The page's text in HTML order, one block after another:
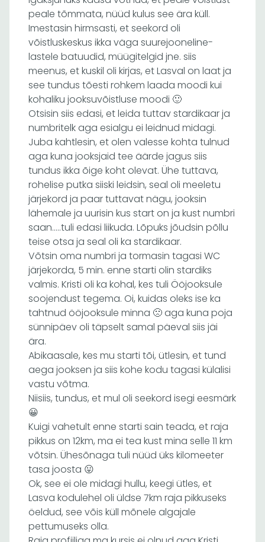
peale tõmmata, nüüd kulus see ära küll.
Imestasin hirmsasti, et seekord oli
võistluskeskus ikka väga suurejooneline-
lastele batuudid, müügitelgid jne. siis
meenus, et kuskil oli kirjas, et Lasval on laat ja
see tundus tõesti rohkem laada moodi kui
kohaliku jooksuvõistluse moodi 🙂
Otsisin siis edasi, et leida tuttav stardikaar ja
numbritelk aga esialgu ei leidnud midagi.
Juba kahtlesin, et olen valesse kohta tulnud
aga kuna jooksjaid tee äärde jagus siis
tundus ikka õige koht olevat. Ühe tuttava,
rohelise putka siiski leidsin, seal oli meeletu
järjekord ja paar tuttavat nägu, jooksin
lähemale ja uurisin kus start on ja kust numbri
saan…..tuli edasi liikuda. Lõpuks jõudsin põllu
teise otsa ja seal oli ka stardikaar.
Võtsin oma numbri ja tormasin tagasi WC
järjekorda, 5 min. enne starti olin stardiks
valmis. Kristi oli ka kohal, kes tuli Ööjooksule
soojendust tegema. Oi, kuidas oleks ise ka
tahtnud ööjooksule minna 🙁 aga kuna poja
sünnipäev oli täpselt samal päeval siis jäi
ära.
Abikaasale, kes mu starti tõi, ütlesin, et tund
aega jooksen ja siis kohe kodu tagasi külalisi
vastu võtma.
Niisiis, tundus, et mul oli seekord isegi eesmärk
😀
Kuigi vahetult enne starti sain teada, et raja
pikkus on 12km, ma ei tea kust mina selle 11 km
võtsin. Ühesõnaga tuli nüüd üks kilomeeter
tasa joosta 😛
Ok, see ei ole midagi hullu, keegi ütles, et
Lasva kodulehel oli üldse 7km raja pikkuseks
öeldud, see võis küll mõnele algajale
pettumuseks olla.